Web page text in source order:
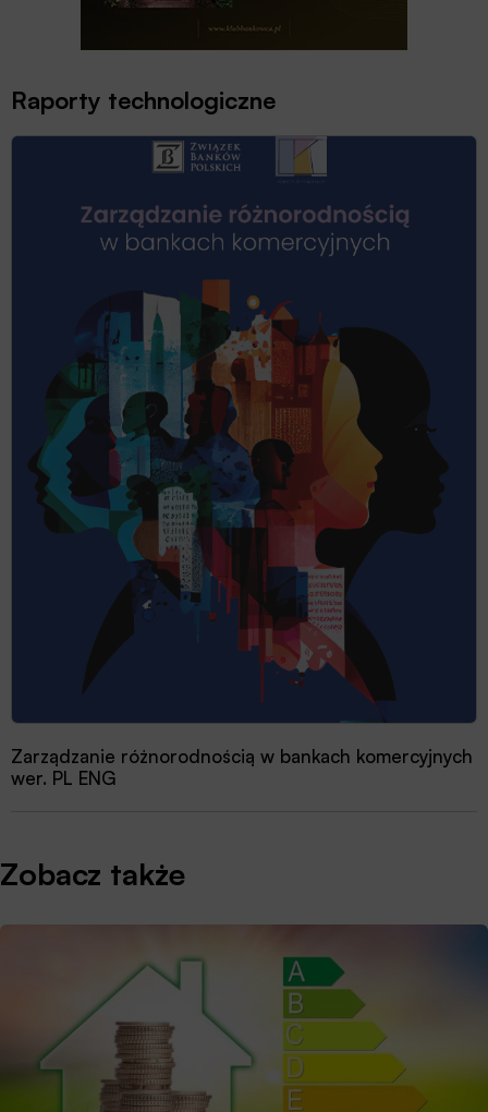
Raporty technologiczne
Zarządzanie różnorodnością w bankach komercyjnych
wer. PL ENG
Zobacz także